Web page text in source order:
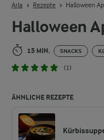
Halloween
15 MIN. SNACKS
(1)
ÄHNLICHE REZEPTE
Arla Rezepte Halloween